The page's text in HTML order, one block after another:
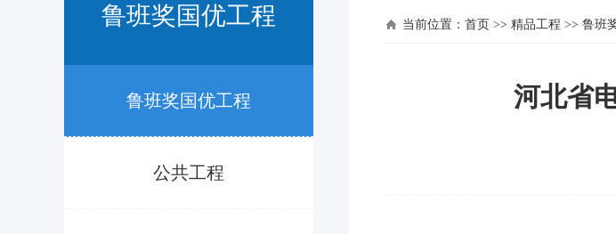
鲁班奖国优工程
鲁班奖国优工程
公共工程
当前位置： 首页 >> 精品工程 >> 鲁班
河北省